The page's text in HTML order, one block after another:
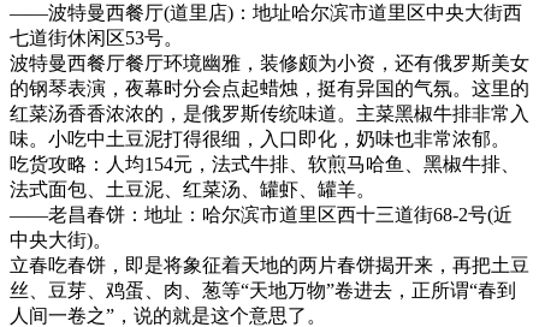
——波特曼西餐厅(道里店)：地址哈尔滨市道里区中央大街西
七道街休闲区53号。
波特曼西餐厅餐厅环境幽雅，装修颇为小资，还有俄罗斯美女
的钢琴表演，夜幕时分会点起蜡烛，挺有异国的气氛。这里的
红菜汤香香浓浓的，是俄罗斯传统味道。主菜黑椒牛排非常入
味。小吃中土豆泥打得很细，入口即化，奶味也非常浓郁。
吃货攻略：人均154元，法式牛排、软煎马哈鱼、黑椒牛排、
法式面包、土豆泥、红菜汤、罐虾、罐羊。
——老昌春饼：地址：哈尔滨市道里区西十三道街68-2号(近
中央大街)。
立春吃春饼，即是将象征着天地的两片春饼揭开来，再把土豆
丝、豆芽、鸡蛋、肉、葱等“天地万物”卷进去，正所谓“春到
人间一卷之”，说的就是这个意思了。